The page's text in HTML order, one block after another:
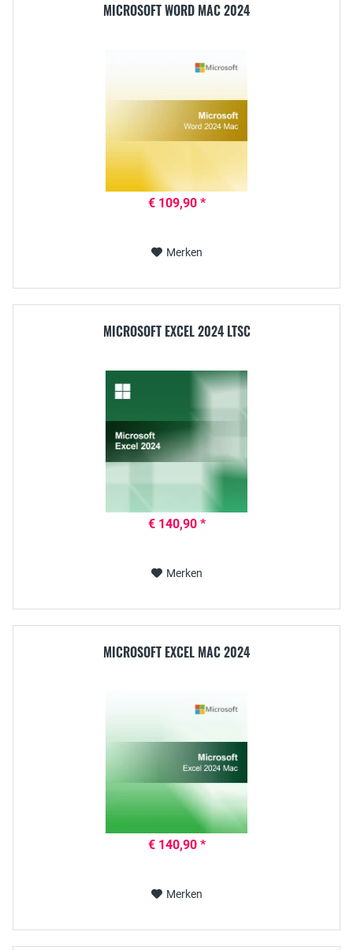
MICROSOFT WORD MAC 2024
€ 109,90 *
Merken
MICROSOFT EXCEL 2024 LTSC
€ 140,90 *
Merken
MICROSOFT EXCEL MAC 2024
€ 140,90 *
Merken